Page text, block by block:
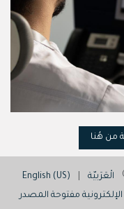
من هُنا
الْعَرَبيّة
English (US)
الإلكترونية مفتوحة المصدر